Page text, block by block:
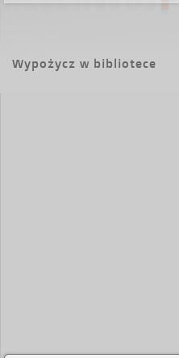
Wypożycz w bibliotece